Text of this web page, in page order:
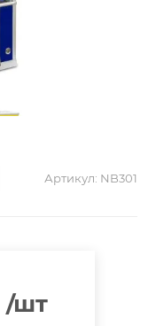
Артикул: NB301
/шт